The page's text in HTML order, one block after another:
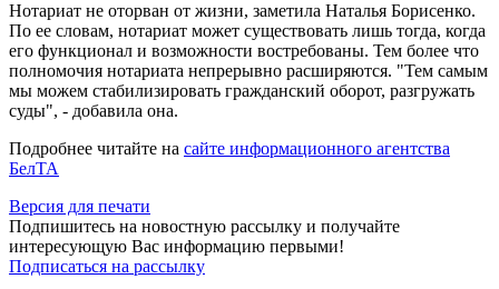
Нотариат не оторван от жизни, заметила Наталья Борисенко.
По ее словам, нотариат может существовать лишь тогда, когда
его функционал и возможности востребованы. Тем более что
полномочия нотариата непрерывно расширяются. "Тем самым
мы можем стабилизировать гражданский оборот, разгружать
суды", - добавила она.
Подробнее читайте на сайте информационного агентства
БелТА
Версия для печати
Подпишитесь на новостную рассылку и получайте
интересующую Вас информацию первыми!
Подписаться на рассылку